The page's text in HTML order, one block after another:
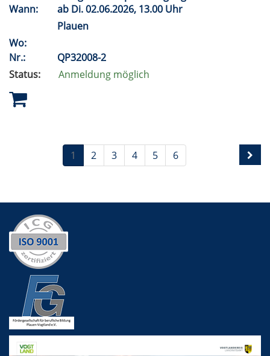
Wann:
ab Di.02.06.2026, 13.00 Uhr
Plauen
Wo:
Nr.:
QP32008-2
Status:
Anmeldung möglich
1 2 3 4 5 6